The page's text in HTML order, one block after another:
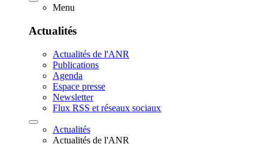
Menu
Actualités
Actualités de l'ANR
Publications
Agenda
Espace presse
Newsletter
Flux RSS et réseaux sociaux
Actualités
Actualités de l'ANR